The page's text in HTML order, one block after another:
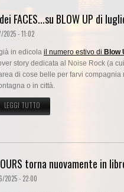
FACES...su BLOW UP di
2025 - 11:02
in edicola il numero estivo di Blow
story dedicata al Noise Rock (a
di cose belle per farvi
o in città.
LEGGI TUTTO
torna nuovamente in
2025 - 22:00